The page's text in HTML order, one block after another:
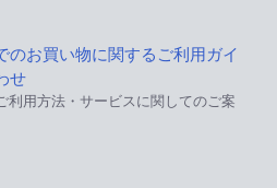
のお買い物に関するご利用ガイ
せ
利用方法・サービスに関してのご案